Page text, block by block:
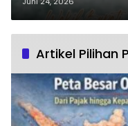
Demi PAD
Artikel Pilihan